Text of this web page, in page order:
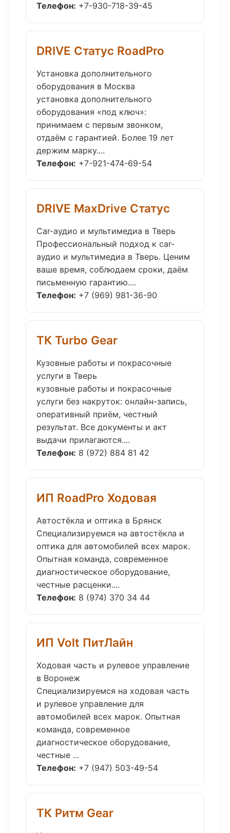
Телефон: +7-930-718-39-45
DRIVE Статус RoadPro
Установка дополнительного
оборудования в Москва
установка дополнительного
оборудования «под ключ»:
принимаем с первым звонком,
отдаём с гарантией. Более 19 лет
держим марку....
Телефон: +7-921-474-69-54
DRIVE MaxDrive Статус
Car-аудио и мультимедиа в Тверь
Профессиональный подход к car-
аудио и мультимедиа в Тверь. Ценим
ваше время, соблюдаем сроки, даём
письменную гарантию....
Телефон: +7 (969) 981-36-90
ТК Turbo Gear
Кузовные работы и покрасочные
услуги в Тверь
кузовные работы и покрасочные
услуги без накруток: онлайн-запись,
оперативный приём, честный
результат. Все документы и акт
выдачи прилагаются....
Телефон: 8 (972) 884 81 42
ИП RoadPro Ходовая
Автостёкла и оптика в Брянск
Специализируемся на автостёкла и
оптика для автомобилей всех марок.
Опытная команда, современное
диагностическое оборудование,
честные расценки....
Телефон: 8 (974) 370 34 44
ИП Volt ПитЛайн
Ходовая часть и рулевое управление
в Воронеж
Специализируемся на ходовая часть
и рулевое управление для
автомобилей всех марок. Опытная
команда, современное
диагностическое оборудование,
честные ...
Телефон: +7 (947) 503-49-54
ТК Ритм Gear